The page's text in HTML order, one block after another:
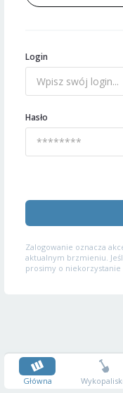
Login
Hasło
Zalogowanie oznacza
aktualnym brzmieniu.
prosimy o niekorzystanie
Główna